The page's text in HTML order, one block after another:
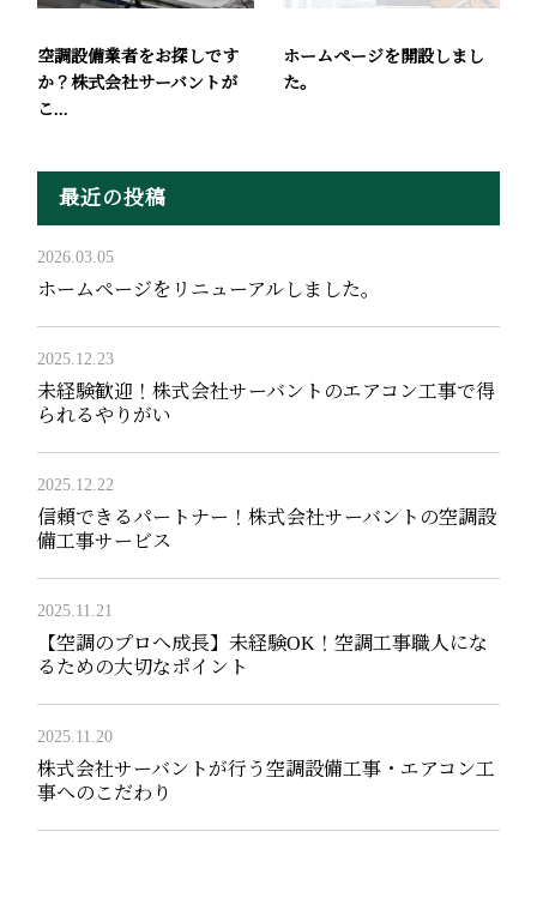
空調設備業者をお探しです
か？株式会社サーバントが
こ...
ホームページを開設しまし
た。
最近の投稿
2026.03.05
ホームページをリニューアルしました。
2025.12.23
未経験歓迎！株式会社サーバントのエアコン工事で得
られるやりがい
2025.12.22
信頼できるパートナー！株式会社サーバントの空調設
備工事サービス
2025.11.21
【空調のプロへ成長】未経験OK！空調工事職人にな
るための大切なポイント
2025.11.20
株式会社サーバントが行う空調設備工事・エアコン工
事へのこだわり